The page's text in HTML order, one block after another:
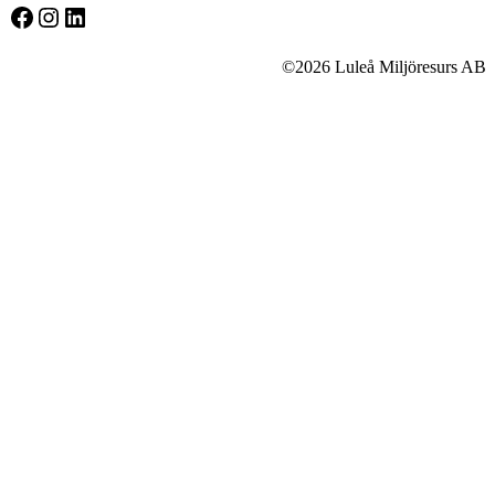
Facebook Instagram LinkedIn
©2026 Luleå Miljöresurs AB